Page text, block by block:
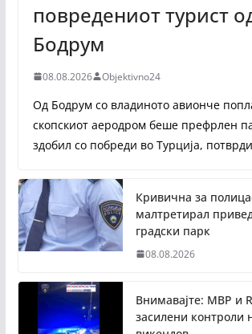
повредениот турист
Бодрум
08.08.2026 Objektivno24
Од Бодрум со владиното авионче
скопскиот аеродром беше префрлен
здобил со побреди во Турција,
Кривична за
малтретирал
градски парк
08.08.2026
Внимавајте: МВР и
засилени контроли